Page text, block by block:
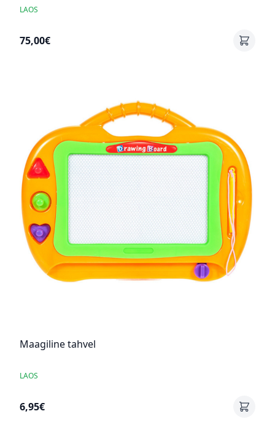
LAOS
75,00€
Maagiline tahvel
LAOS
6,95€